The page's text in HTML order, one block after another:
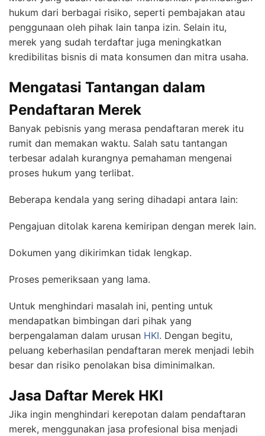
hukum dari berbagai risiko, seperti pembajakan atau
penggunaan oleh pihak lain tanpa izin. Selain itu,
merek yang sudah terdaftar juga meningkatkan
kredibilitas bisnis di mata konsumen dan mitra usaha.
Mengatasi Tantangan dalam
Pendaftaran Merek
Banyak pebisnis yang merasa pendaftaran merek itu
rumit dan memakan waktu. Salah satu tantangan
terbesar adalah kurangnya pemahaman mengenai
proses hukum yang terlibat.
Beberapa kendala yang sering dihadapi antara lain:
Pengajuan ditolak karena kemiripan dengan merek lain.
Dokumen yang dikirimkan tidak lengkap.
Proses pemeriksaan yang lama.
Untuk menghindari masalah ini, penting untuk
mendapatkan bimbingan dari pihak yang
berpengalaman dalam urusan HKI. Dengan begitu,
peluang keberhasilan pendaftaran merek menjadi lebih
besar dan risiko penolakan bisa diminimalkan.
Jasa Daftar Merek HKI
Jika ingin menghindari kerepotan dalam pendaftaran
merek, menggunakan jasa profesional bisa menjadi